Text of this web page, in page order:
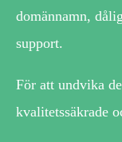
domännamn,
support.
För att undvika
kvalitetssäkrade